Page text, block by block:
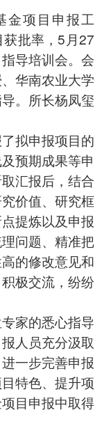
项目申报工
批率，5月27
导培训会。会
华南农业大学
。所长杨凤玺
拟申报项目的
预期成果等申
汇报后，结合
价值、研究框
提炼以及申报
问题、精准把
的修改意见和
极交流，纷纷
家的悉心指导
人员充分汲取
一步完善申报
特色、提升项
目申报中取得